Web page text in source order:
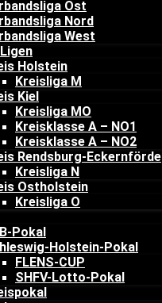
Ost
Nord
West
Holstein
Kreisliga M
Kiel
Kreisliga MO
Kreisklasse A – NO1
Kreisklasse A – NO2
Rendsburg-Eckernförde
Kreisliga N
Ostholstein
Kreisliga O
Pokal
Holstein-Pokal
FLENS-CUP
SHFV-Lotto-Pokal